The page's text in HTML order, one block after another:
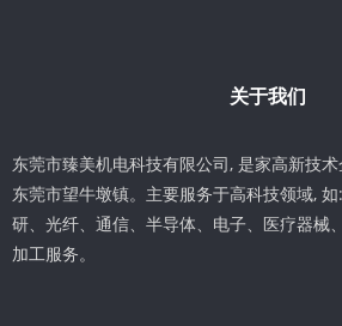
关于我们
东莞市臻美机电科技有限公司, 是家高新技
东莞市望牛墩镇。主要服务于高科技领域,
研、光纤、通信、半导体、电子、医疗器械
加工服务。